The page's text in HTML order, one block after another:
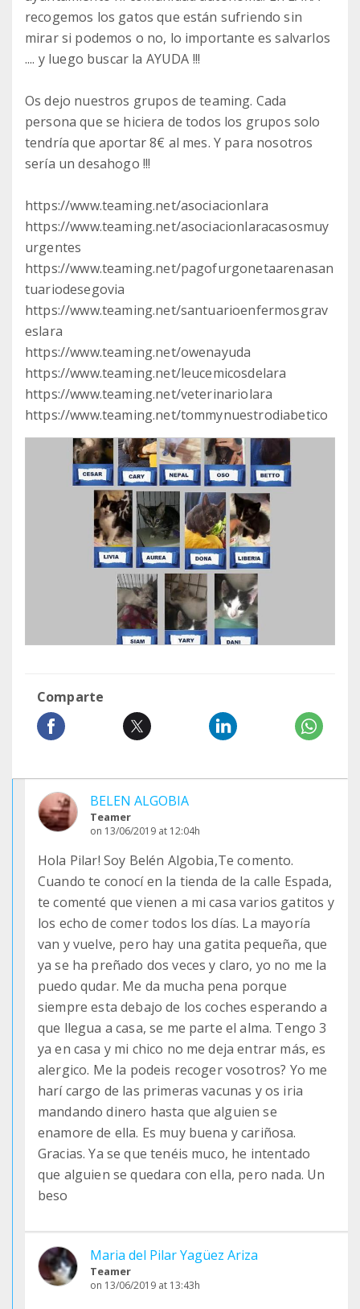
recogemos los gatos que están sufriendo sin
mirar si podemos o no, lo importante es salvarlos
.... y luego buscar la AYUDA !!!
Os dejo nuestros grupos de teaming. Cada
persona que se hiciera de todos los grupos solo
tendría que aportar 8€ al mes. Y para nosotros
sería un desahogo !!!
https://www.teaming.net/asociacionlara
https://www.teaming.net/asociacionlaracasosmuy
urgentes
https://www.teaming.net/pagofurgonetaarenasan
tuariodesegovia
https://www.teaming.net/santuarioenfermosgrav
eslara
https://www.teaming.net/owenayuda
https://www.teaming.net/leucemicosdelara
https://www.teaming.net/veterinariolara
https://www.teaming.net/tommynuestrodiabetico
Comparte
BELEN ALGOBIA
Teamer
on 13/06/2019 at 12:04h
Hola Pilar! Soy Belén Algobia,Te comento.
Cuando te conocí en la tienda de la calle Espada,
te comenté que vienen a mi casa varios gatitos y
los echo de comer todos los días. La mayoría
van y vuelve, pero hay una gatita pequeña, que
ya se ha preñado dos veces y claro, yo no me la
puedo qudar. Me da mucha pena porque
siempre esta debajo de los coches esperando a
que llegua a casa, se me parte el alma. Tengo 3
ya en casa y mi chico no me deja entrar más, es
alergico. Me la podeis recoger vosotros? Yo me
harí cargo de las primeras vacunas y os iria
mandando dinero hasta que alguien se
enamore de ella. Es muy buena y cariñosa.
Gracias. Ya se que tenéis muco, he intentado
que alguien se quedara con ella, pero nada. Un
beso
Maria del Pilar Yagüez Ariza
Teamer
on 13/06/2019 at 13:43h